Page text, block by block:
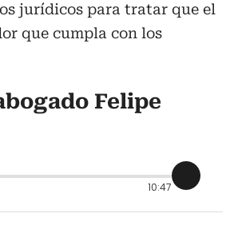
jurídicos para tratar que el
que cumpla con los
Felipe
10:47